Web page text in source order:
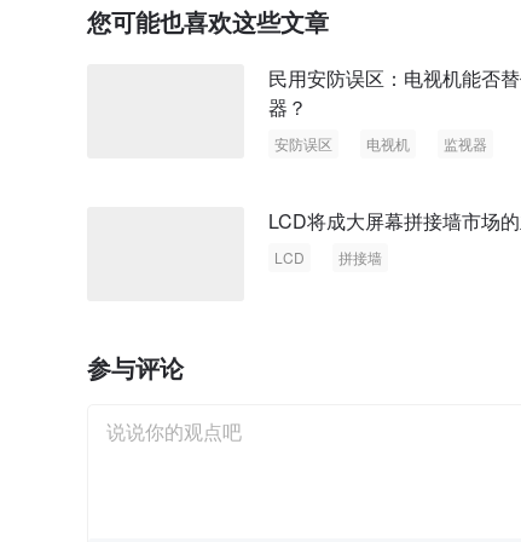
您可能也喜欢这些文章
民用安防误区：电视机能否
器？
安防误区 电视机 监视器
LCD将成大屏幕拼接墙市场
LCD 拼接墙
参与评论